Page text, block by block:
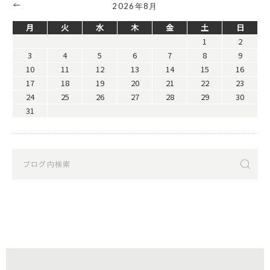
2026年8月
月 火 水 木 金 土
日
1
2
3
4 5 6 7 8
9
10
11 12 13 14 15
16
17
18 19 20 21 22
23
24
25 26 27 28 29
30
31